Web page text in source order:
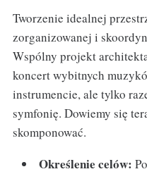
Tworzenie idealnej
zorganizowanej i
Wspólny projekt
koncert wybitnych
instrumencie, ale tylko
symfonię. Dowiemy się
skomponować.
Określenie celów: